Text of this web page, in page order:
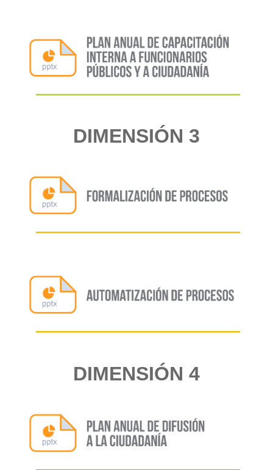
DIMENSIÓN 3
DIMENSIÓN 4